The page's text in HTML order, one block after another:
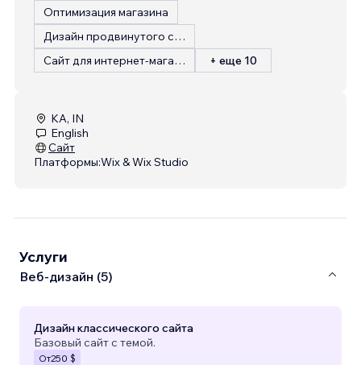
Оптимизация магазина
Дизайн продвинутого сайта
Сайт для интернет-магазина
+ еще 10
KA, IN
English
Сайт
Платформы:Wix & Wix Studio
Услуги
Веб-дизайн (5)
Дизайн классического сайта
Базовый сайт с темой.
От250 $